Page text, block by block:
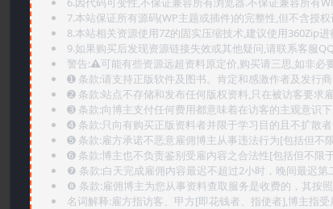
7.本站保证所有源码(WP主题或插件)的完整性,但不含授
8.本站相关资源使用7Z的固实压缩技术,建议使用360Zip进
9.如果购买后发现资源链接失效或其他疑问,请联系客服
警告:⚠️可能有些资源远超资料原定价,购买请三思,如非必
➊️ 条款:请支持正版软件及图书。肯定和感激作者及发行
➋️ 条款:站点不存储和发布任何版权资料,只在被访客要求
➌️ 条款:向博主支付任何费用都意味着在访客的主观意识
➍️ 条款:只向有购买正版资料者并限于学习目的且不扩散
➎ 条款:雇方承诺不恶意雇佣博主从事违法行为[包括但不
➏️ 条款:博主也不负责鉴别受雇内容之合法性[包括但不限
❼ 条款:白天完成雇佣内容最迟不超过2小时，晚间最迟
❽ 条款:雇佣博主为您从事资料查取服务是收费的，其按
名词解释:雇方指访客、甲方[即花钱者、指使者],博主指